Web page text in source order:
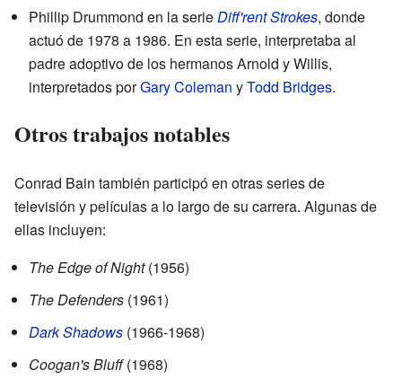
Phillip Drummond en la serieDiff'rent Strokes, donde
actuó de 1978 a 1986. En esta serie, interpretaba al
padre adoptivo de los hermanos Arnold y Willis,
interpretados porGary Coleman yTodd Bridges.
Otros trabajos notables
Conrad Bain también participó en otras series de
televisión y películas a lo largo de su carrera. Algunas de
ellas incluyen:
The Edge of Night(1956)
The Defenders (1961)
Dark Shadows (1966-1968)
Coogan's Bluff(1968)